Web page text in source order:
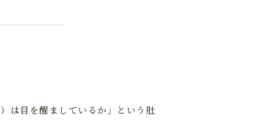
は目を醒ましているか」という肚